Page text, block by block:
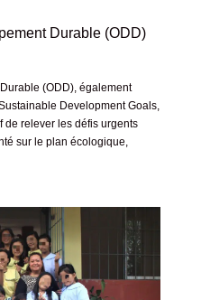
Durable (ODD)
(ODD), également
Development Goals,
de relever les défis urgents
sur le plan écologique,